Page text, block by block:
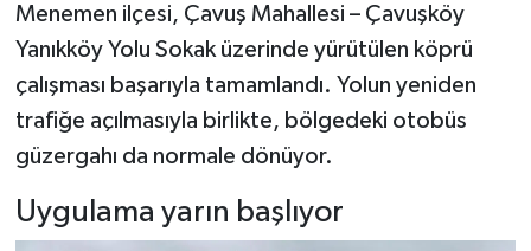
Menemen ilçesi, Çavuş Mahallesi – Çavuşköy
Yanıkköy Yolu Sokak üzerinde yürütülen köprü
çalışması başarıyla tamamlandı. Yolun yeniden
trafiğe açılmasıyla birlikte, bölgedeki otobüs
güzergahı da normale dönüyor.
Uygulama yarın başlıyor